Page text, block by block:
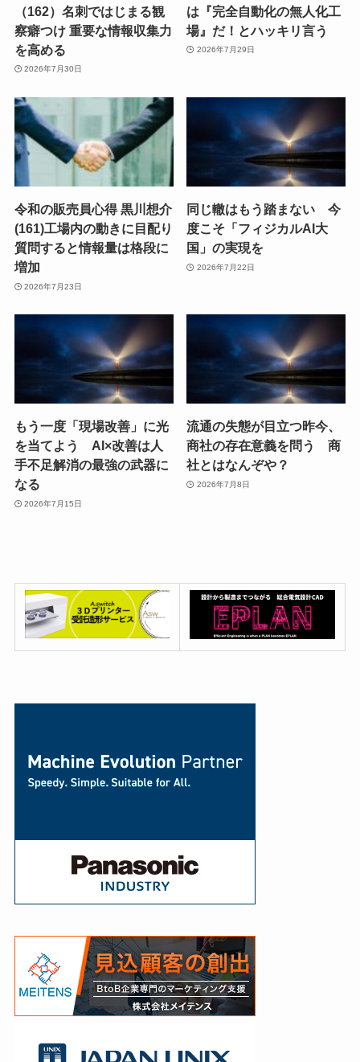
（162）名刺ではじまる観
察癖つけ 重要な情報収集力
を高める
2026年7月30日
は『完全自動化の無人化工
場』だ！とハッキリ言う
2026年7月29日
令和の販売員心得 黒川想介
(161)工場内の動きに目配り
質問すると情報量は格段に
増加
2026年7月23日
同じ轍はもう踏まない 今
度こそ「フィジカルAI大
国」の実現を
2026年7月22日
もう一度「現場改善」に光
を当てよう AI×改善は人
手不足解消の最強の武器に
なる
2026年7月15日
流通の失態が目立つ昨今、
商社の存在意義を問う 商
社とはなんぞや？
2026年7月8日